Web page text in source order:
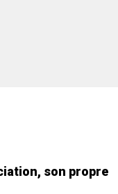
son propre